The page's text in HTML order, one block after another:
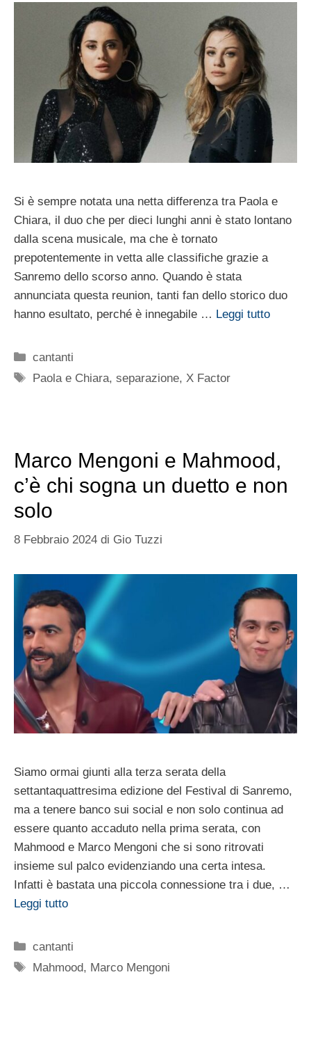
Si è sempre notata una netta differenza tra Paola e
Chiara, il duo che per dieci lunghi anni è stato lontano
dalla scena musicale, ma che è tornato
prepotentemente in vetta alle classifiche grazie a
Sanremo dello scorso anno. Quando è stata
annunciata questa reunion, tanti fan dello storico duo
hanno esultato, perché è innegabile … Leggi tutto
Categorie
cantanti
Tag
Paola e Chiara,separazione,X Factor
Marco Mengoni e Mahmood,
c’è chi sogna un duetto e non
solo
8 Febbraio 2024 di Gio Tuzzi
Siamo ormai giunti alla terza serata della
settantaquattresima edizione del Festival di Sanremo,
ma a tenere banco sui social e non solo continua ad
essere quanto accaduto nella prima serata, con
Mahmood e Marco Mengoni che si sono ritrovati
insieme sul palco evidenziando una certa intesa.
Infatti è bastata una piccola connessione tra i due, …
Leggi tutto
Categorie
cantanti
Tag
Mahmood, Marco Mengoni